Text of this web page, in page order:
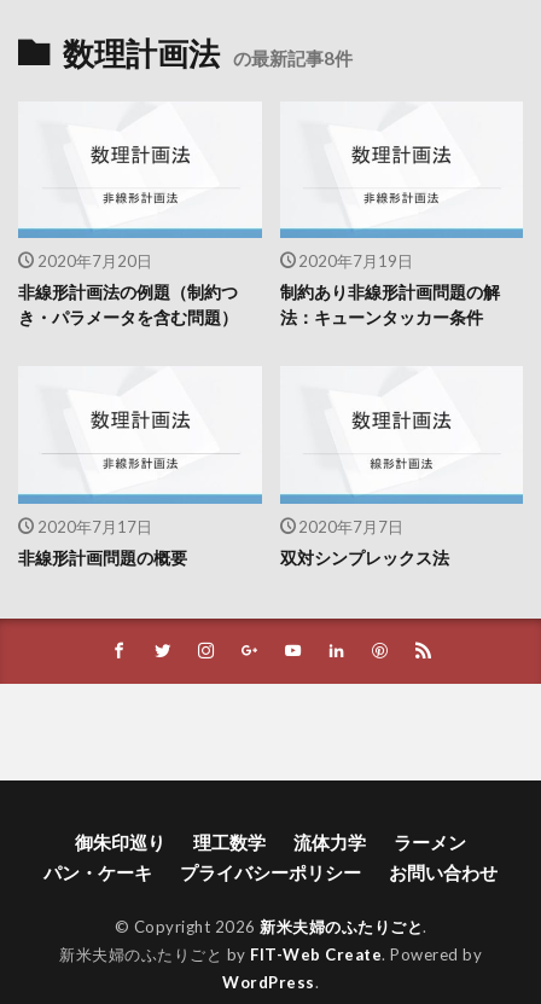
数理計画法 の最新記事8件
2020年7月20日
非線形計画法の例題（制約つ
き・パラメータを含む問題）
2020年7月19日
制約あり非線形計画問題の解
法：キューンタッカー条件
2020年7月17日
非線形計画問題の概要
2020年7月7日
双対シンプレックス法
御朱印巡り 理工数学 流体力学
ラーメン
パン・ケーキ
プライバシーポリシー お問い合わせ
© Copyright 2026 新米夫婦のふたりごと.
新米夫婦のふたりごと by FIT-Web Create. Powered by
WordPress.